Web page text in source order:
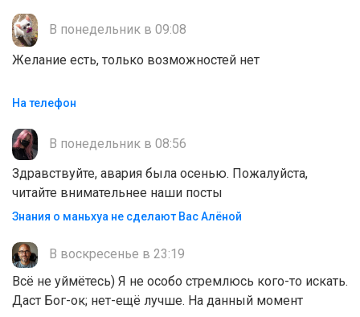
В понедельник в 09:08
Желание есть, только возможностей нет
На телефон
В понедельник в 08:56
Здравствуйте, авария была осенью. Пожалуйста,
читайте внимательнее наши посты
Знания о маньхуа не сделают Вас Алëной
В воскресенье в 23:19
Всё не уймётесь) Я не особо стремлюсь кого-то искать.
Даст Бог-ок; нет-ещё лучше. На данный момент